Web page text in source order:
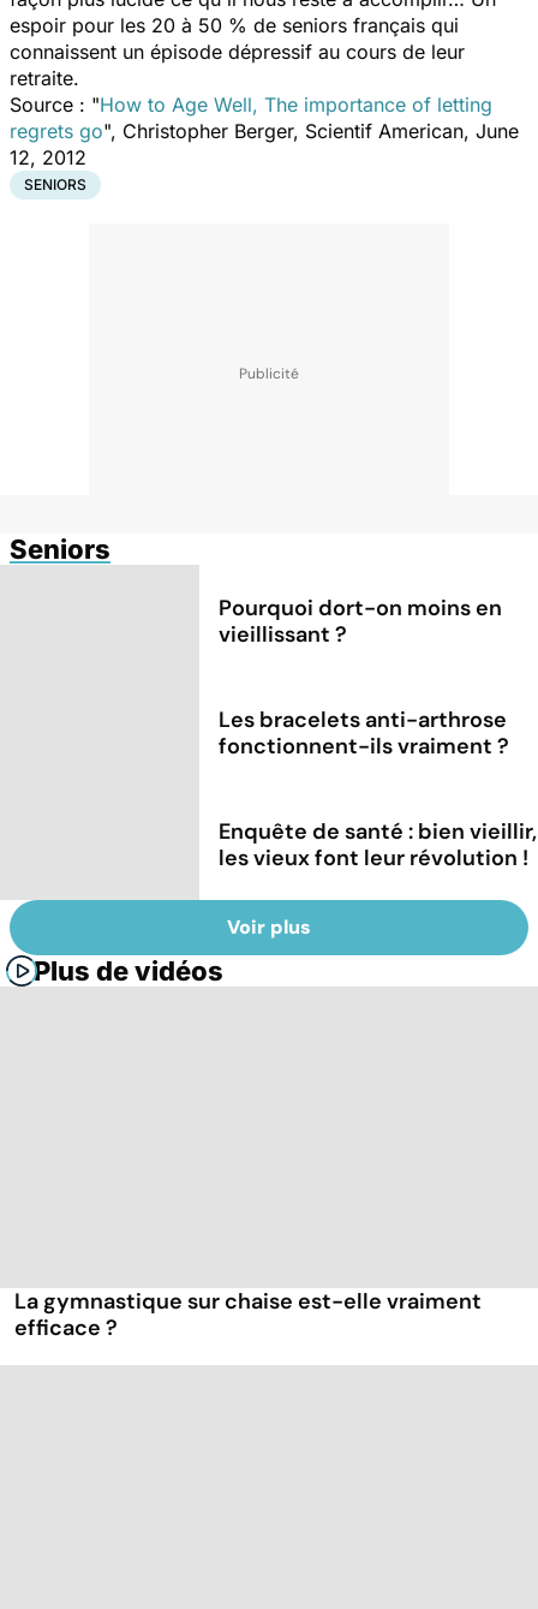
espoir pour les 20 à 50 % de seniors français qui
connaissent un épisode dépressif au cours de leur
retraite.
Source : "How to Age Well, The importance of letting
regrets go", Christopher Berger, Scientif American, June
12, 2012
SENIORS
Seniors
Pourquoi dort-on moins en
vieillissant ?
Les bracelets anti-arthrose
fonctionnent-ils vraiment ?
Enquête de santé : bien vieillir,
les vieux font leur révolution !
Voir plus
Plus de vidéos
La gymnastique sur chaise est-elle vraiment
efficace ?